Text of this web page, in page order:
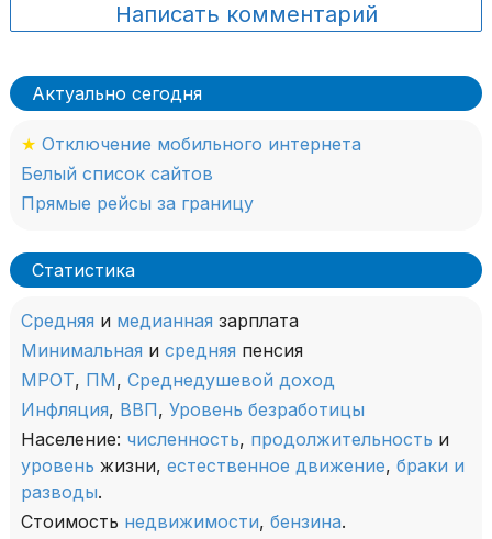
Написать комментарий
Актуально сегодня
★ Отключение мобильного интернета
Белый список сайтов
Прямые рейсы за границу
Статистика
Средняя и медианная зарплата
Минимальная и средняя пенсия
МРОТ, ПМ, Среднедушевой доход
Инфляция, ВВП, Уровень безработицы
Население: численность, продолжительность и
уровень жизни, естественное движение, браки и
разводы.
Стоимость недвижимости, бензина.